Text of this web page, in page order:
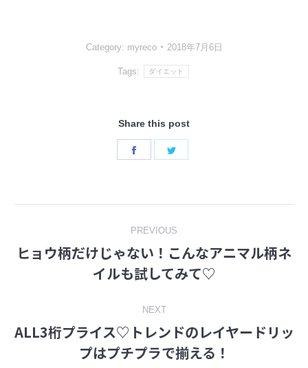
Category: myreco 2018年7月6日
Tags: ダイエット
Share this post
Share
navigation
PREVIOUS
Previous
post:
ヒョウ柄だけじゃない！こんなアニマル柄ネ
イルも試してみて♡
NEXT
Next
post:
ALL3桁プライス♡トレンドのレイヤードリッ
プはプチプラで揃える！